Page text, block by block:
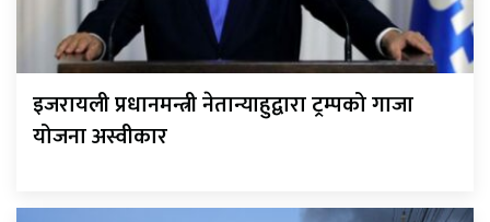
इजरायली प्रधानमन्त्री नेतान्याहुद्वारा ट्रम्पको गाजा
योजना अस्वीकार